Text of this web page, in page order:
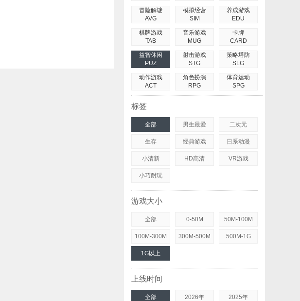
冒险解谜
AVG
模拟经营
SIM
养成游戏
EDU
棋牌游戏
TAB
音乐游戏
MUG
卡牌
CARD
益智休闲
PUZ
射击游戏
STG
策略塔防
SLG
动作游戏
ACT
角色扮演
RPG
体育运动
SPG
标签
全部 男生最爱 二次元
生存 经典游戏 日系动漫
小清新 HD高清 VR游戏
小巧耐玩
游戏大小
全部 0-50M 50M-100M
100M-300M 300M-500M 500M-1G
1G以上
上线时间
全部 2026年 2025年